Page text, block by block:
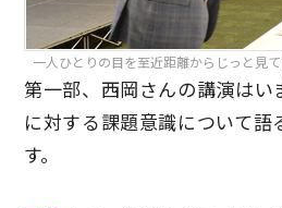
一人ひとりの目を至近距離からじっと見
第一部、西岡さんの講演はい
に対する課題意識について語
す。